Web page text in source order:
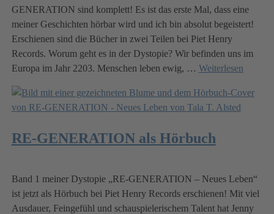
GENERATION sind komplett! Es ist das erste Mal, dass eine
meiner Geschichten hörbar wird und ich bin absolut begeistert!
Erschienen sind die Bücher in zwei Teilen bei Piet Henry
Records. Worum geht es in der Dystopie? Wir befinden uns im
Europa im Jahr 2203. Menschen leben ewig, … Weiterlesen
RE-GENERATION als Hörbuch
Band 1 meiner Dystopie „RE-GENERATION – Neues Leben“
ist jetzt als Hörbuch bei Piet Henry Records erschienen! Mit viel
Ausdauer, Feingefühl und schauspielerischem Talent hat Jenny